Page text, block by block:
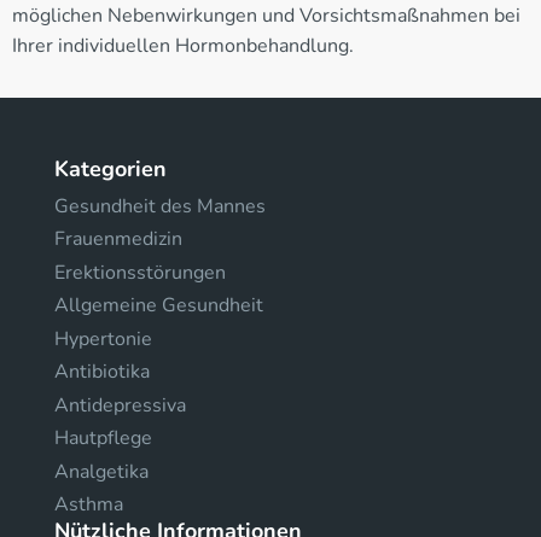
möglichen Nebenwirkungen und Vorsichtsmaßnahmen bei
Ihrer individuellen Hormonbehandlung.
Kategorien
Gesundheit des Mannes
Frauenmedizin
Erektionsstörungen
Allgemeine Gesundheit
Hypertonie
Antibiotika
Antidepressiva
Hautpflege
Analgetika
Asthma